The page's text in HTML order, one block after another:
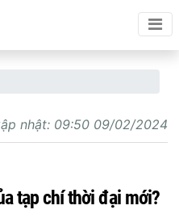
nhật: 09:50 09/02/2024
tạp chí thời đại mới?